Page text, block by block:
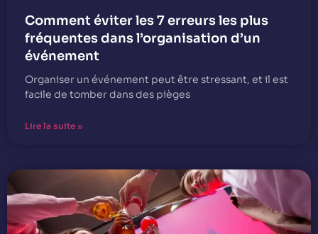
Comment éviter les 7 erreurs les plus
fréquentes dans l’organisation d’un
événement
Organiser un événement peut être stressant, et il est
facile de tomber dans des pièges
Lire la suite »